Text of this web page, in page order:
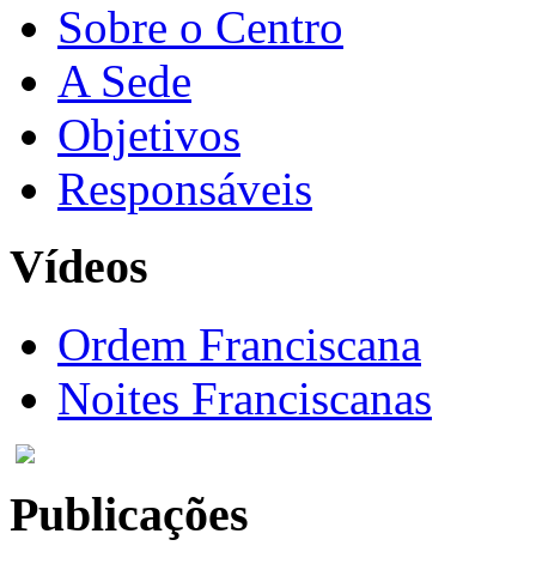
Sobre o Centro
A Sede
Objetivos
Responsáveis
Vídeos
Ordem Franciscana
Noites Franciscanas
Publicações